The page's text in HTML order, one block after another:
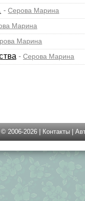
-Серова Марина
Марина
Марина
-Серова Марина
2006-2026 | Контакты |